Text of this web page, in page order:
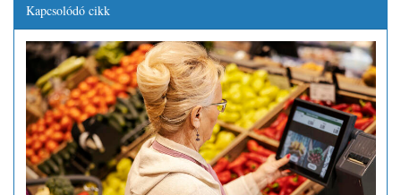
Kapcsolódó cikk